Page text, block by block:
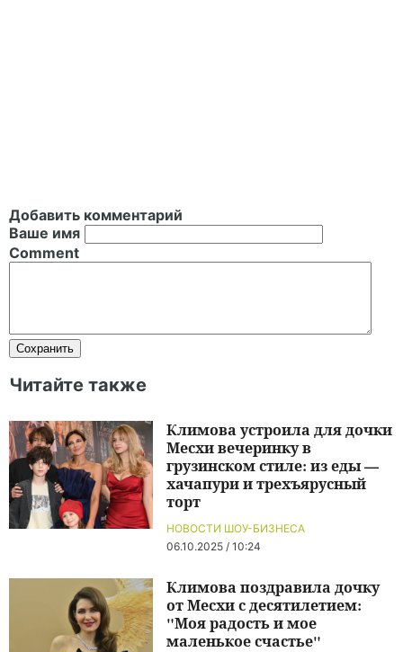
Добавить комментарий
Ваше имя
Comment
Читайте также
НОВОСТИ ШОУ-БИЗНЕСА
06.10.2025 / 10:24
Климова устроила для дочки
Месхи вечеринку в
грузинском стиле: из еды —
хачапури и трехъярусный
торт
Климова поздравила дочку
от Месхи с десятилетием:
"Моя радость и мое
маленькое счастье"